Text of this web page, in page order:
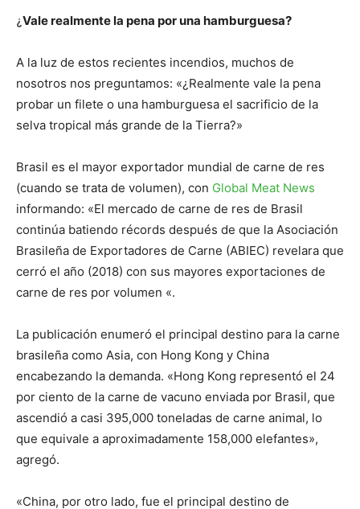
¿Vale realmente la pena por una hamburguesa?
A la luz de estos recientes incendios, muchos de
nosotros nos preguntamos: «¿Realmente vale la pena
probar un filete o una hamburguesa el sacrificio de la
selva tropical más grande de la Tierra?»
Brasil es el mayor exportador mundial de carne de res
(cuando se trata de volumen), con Global Meat News
informando: «El mercado de carne de res de Brasil
continúa batiendo récords después de que la Asociación
Brasileña de Exportadores de Carne (ABIEC) revelara que
cerró el año (2018) con sus mayores exportaciones de
carne de res por volumen «.
La publicación enumeró el principal destino para la carne
brasileña como Asia, con Hong Kong y China
encabezando la demanda. «Hong Kong representó el 24
por ciento de la carne de vacuno enviada por Brasil, que
ascendió a casi 395,000 toneladas de carne animal, lo
que equivale a aproximadamente 158,000 elefantes»,
agregó.
«China, por otro lado, fue el principal destino de